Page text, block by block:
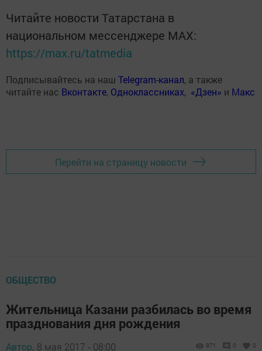
Читайте новости Татарстана в
национальном мессенджере MАХ:
https://max.ru/tatmedia
Подписывайтесь на наш Telegram-канал, а также
читайте нас Вконтакте, Одноклассниках, «Дзен» и Макс
Перейти на страницу новости
ОБЩЕСТВО
Жительница Казани разбилась во время
празднования дня рождения
Автор, 8 мая 2017 - 08:00 971 0 0